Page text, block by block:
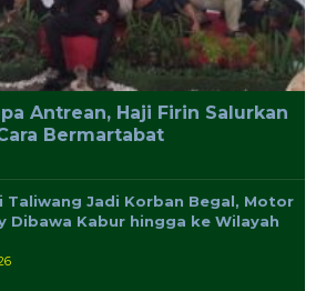
Antrean, Haji Firin Salurkan
Bermartabat
Taliwang Jadi Korban Begal, Motor
Dibawa Kabur hingga ke Wilayah